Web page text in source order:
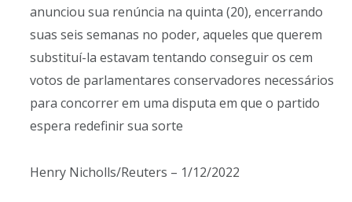
anunciou sua renúncia na quinta (20), encerrando
suas seis semanas no poder, aqueles que querem
substituí-la estavam tentando conseguir os cem
votos de parlamentares conservadores necessários
para concorrer em uma disputa em que o partido
espera redefinir sua sorte
Henry Nicholls/Reuters – 1/12/2022